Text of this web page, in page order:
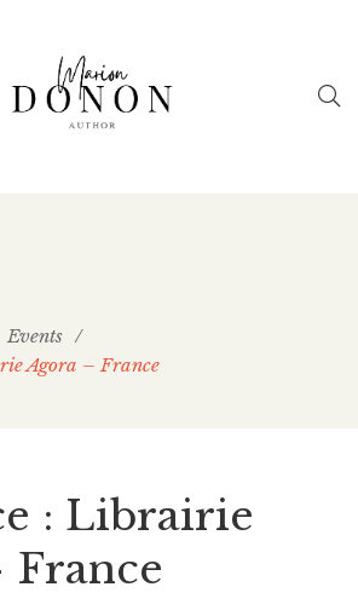
Events /
Agora – France
: Librairie
France